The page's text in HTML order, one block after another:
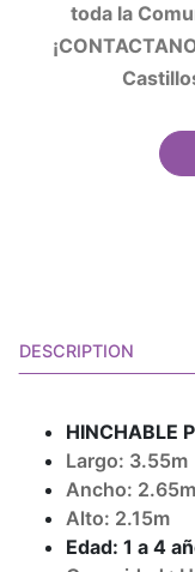
toda la
DESCRIPTION
HINCHABLE
Largo: 3.55m
Ancho: 2.65m
Alto: 2.15m
Edad: 1 a 4